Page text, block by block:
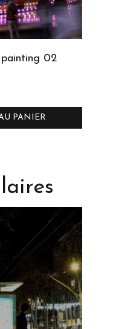
02
PANIER